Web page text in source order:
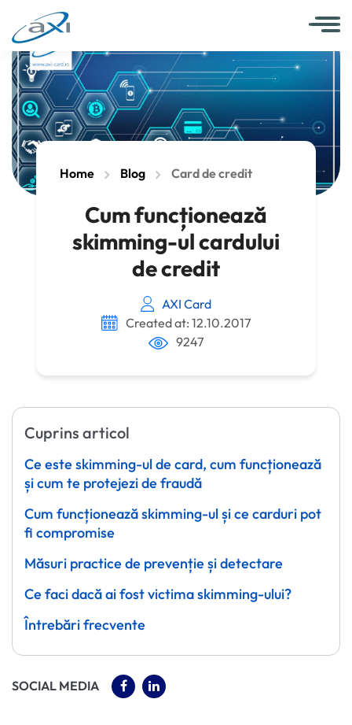
Home Blog Card de credit
Cum funcționează
skimming-ul cardului
de credit
AXI Card
Created at: 12.10.2017
9247
Cuprins articol
Ce este skimming-ul de card, cum funcționează
și cum te protejezi de fraudă
Cum funcționează skimming-ul și ce carduri pot
fi compromise
Măsuri practice de prevenție și detectare
Ce faci dacă ai fost victima skimming-ului?
Întrebări frecvente
SOCIAL MEDIA (OPENS IN A NEW TAB)
(OPENS IN A NEW TAB)